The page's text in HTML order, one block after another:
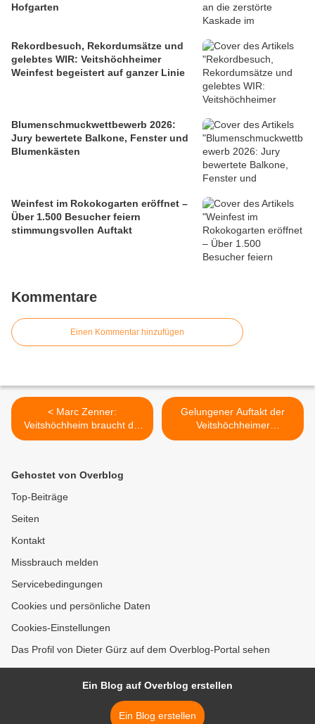
Hofgarten
Rekordbesuch, Rekordumsätze und
gelebtes WIR: Veitshöchheimer
Weinfest begeistert auf ganzer Linie
Blumenschmuckwettbewerb 2026:
Jury bewertete Balkone, Fenster und
Blumenkästen
Weinfest im Rokokogarten eröffnet –
Über 1.500 Besucher feiern
stimmungsvollen Auftakt
Kommentare
Einen Kommentar hinzufügen
< Marc Zenner:
Veitshöchheim braucht die
Chronik
Gelungener Auftakt der
Veitshöchheimer
Sommerkonzerte mit von
Gehostet von Overblog
Top-Beiträge
Seiten
Kontakt
Missbrauch melden
Servicebedingungen
Cookies und persönliche Daten
Cookies-Einstellungen
Das Profil von Dieter Gürz auf dem Overblog-Portal sehen
Ein Blog auf Overblog erstellen
Ein Blog erstellen